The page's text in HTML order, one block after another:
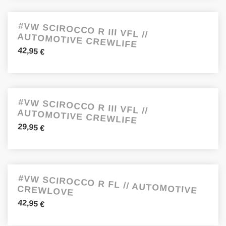
#VW SCIROCCO R III VFL //
AUTOMOTIVE CREWLIFE
42,95€
#VW SCIROCCO R III VFL //
AUTOMOTIVE CREWLIFE
29,95€
#VW SCIROCCO R FL // AUTOMOTIVE
CREWLOVE
42,95€